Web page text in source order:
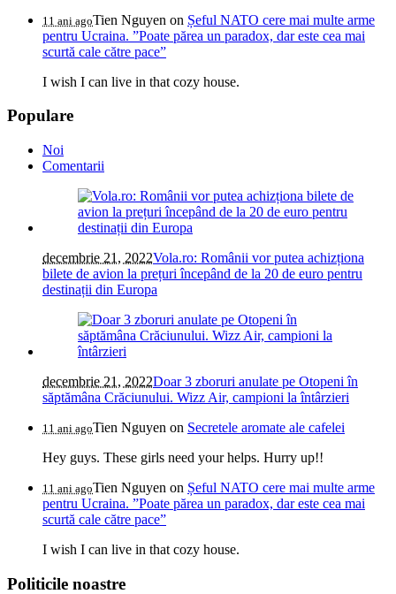
11 ani agoTien Nguyen on Șeful NATO cere mai multe arme
pentru Ucraina. ”Poate părea un paradox, dar este cea mai
scurtă cale către pace”
I wish I can live in that cozy house.
Populare
Noi
Comentarii
decembrie 21, 2022Vola.ro: Românii vor putea achizționa
bilete de avion la prețuri începând de la 20 de euro pentru
destinații din Europa
decembrie 21, 2022Doar 3 zboruri anulate pe Otopeni în
săptămâna Crăciunului. Wizz Air, campioni la întârzieri
11 ani agoTien Nguyen on Secretele aromate ale cafelei
Hey guys. These girls need your helps. Hurry up!!
11 ani agoTien Nguyen on Șeful NATO cere mai multe arme
pentru Ucraina. ”Poate părea un paradox, dar este cea mai
scurtă cale către pace”
I wish I can live in that cozy house.
Politicile noastre